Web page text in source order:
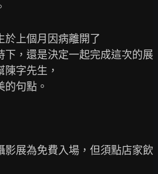
於上個月因病離開了
下，還是決定一起完成這次的展
字先生，
句點。
影展為免費入場，但須點店家飲